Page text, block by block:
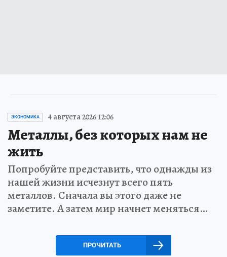
ЭКОНОМИКА 4 августа 2026 12:06
Металлы, без которых нам не
жить
Попробуйте представить, что однажды из
нашей жизни исчезнут всего пять
металлов. Сначала вы этого даже не
заметите. А затем мир начнет меняться…
ПРОЧИТАТЬ